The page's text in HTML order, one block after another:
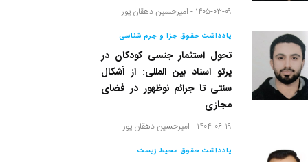
۱۴۰۵-۰۳-۰۹ - امیرحسین دهقان پور
یادداشت حقوق جزا و جرم شناسی
تحول استثمار جنسی کودکان در
پرتو اسناد بین المللی: از اَشکال
سنتی تا جرائم نوظهور در فضای
مجازی
۱۴۰۴-۰۶-۱۹ - امیرحسین دهقان پور
یادداشت حقوق محیط زیست